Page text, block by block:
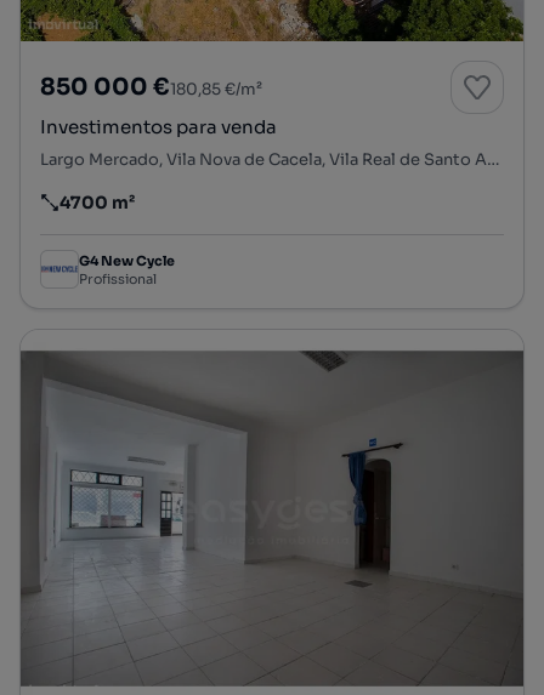
850 000 €180,85 €/m²
Investimentos para venda
Largo Mercado, Vila Nova de Cacela, Vila Real de Santo António, Faro
Preço por metro quadrado
4700 m²
G4 New Cycle
Profissional